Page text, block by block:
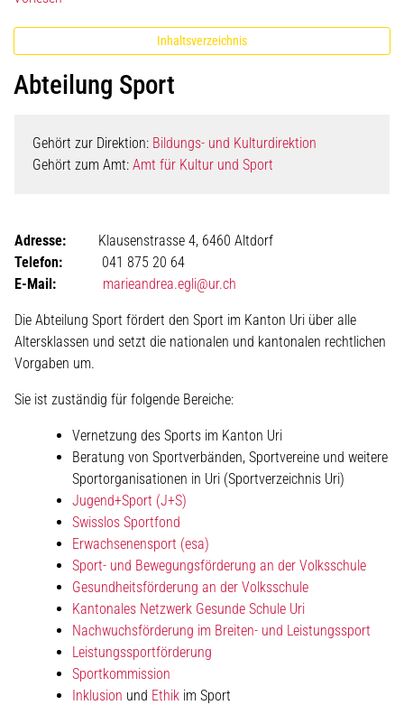
Inhaltsverzeichnis
Abteilung Sport
Gehört zur Direktion: Bildungs- und Kulturdirektion
Gehört zum Amt: Amt für Kultur und Sport
Adresse: Klausenstrasse 4, 6460 Altdorf
Telefon: 041 875 20 64
E-Mail: marieandrea.egli@ur.ch
Die Abteilung Sport fördert den Sport im Kanton Uri über alle
Altersklassen und setzt die nationalen und kantonalen rechtlichen
Vorgaben um.
Sie ist zuständig für folgende Bereiche:
Vernetzung des Sports im Kanton Uri
Beratung von Sportverbänden, Sportvereine und weitere
Sportorganisationen in Uri (Sportverzeichnis Uri)
Jugend+Sport (J+S)
Swisslos Sportfond
Erwachsenensport (esa)
Sport- und Bewegungsförderung an der Volksschule
Gesundheitsförderung an der Volksschule
Kantonales Netzwerk Gesunde Schule Uri
Nachwuchsförderung im Breiten- und Leistungssport
Leistungssportförderung
Sportkommission
Inklusion und Ethik im Sport